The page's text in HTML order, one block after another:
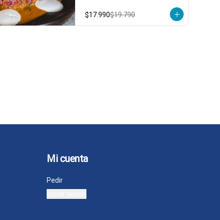
mayonesa casera que eleva cada
bocado. ¡Un clásico reinventado
que te hará volver por más! 🍴🥩
$17.990$19.790
Mi cuenta
Pedir